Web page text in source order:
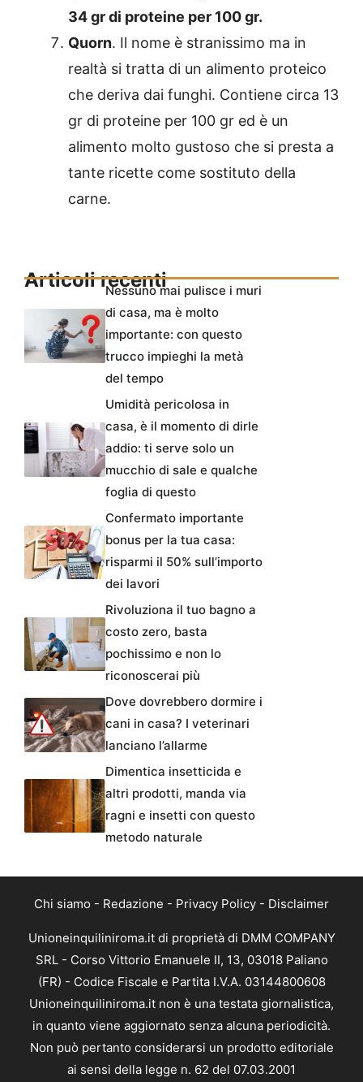
34 gr di proteine per 100 gr.
Quorn. Il nome è stranissimo ma in
realtà si tratta di un alimento proteico
che deriva dai funghi. Contiene circa 13
gr di proteine per 100 gr ed è un
alimento molto gustoso che si presta a
tante ricette come sostituto della
carne.
Articoli recentiNessuno mai pulisce i muri
di casa, ma è molto
importante: con questo
trucco impieghi la metà
del tempo
Umidità pericolosa in
casa, è il momento di dirle
addio: ti serve solo un
mucchio di sale e qualche
foglia di questo
Confermato importante
bonus per la tua casa:
risparmi il 50% sull’importo
dei lavori
Rivoluziona il tuo bagno a
costo zero, basta
pochissimo e non lo
riconoscerai più
Dove dovrebbero dormire i
cani in casa? I veterinari
lanciano l’allarme
Dimentica insetticida e
altri prodotti, manda via
ragni e insetti con questo
metodo naturale
Chi siamo - Redazione - Privacy Policy - Disclaimer
Unioneinquiliniroma.it di proprietà di DMM COMPANY
SRL - Corso Vittorio Emanuele II, 13, 03018 Paliano
(FR) - Codice Fiscale e Partita I.V.A. 03144800608
Unioneinquiliniroma.it non è una testata giornalistica,
in quanto viene aggiornato senza alcuna periodicità.
Non può pertanto considerarsi un prodotto editoriale
ai sensi della legge n. 62 del 07.03.2001